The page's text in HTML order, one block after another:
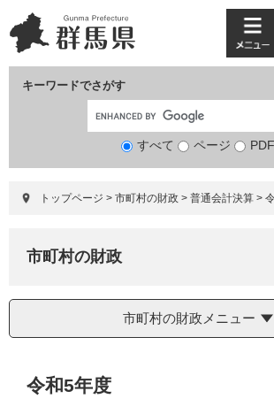
ー
ジ
ニ
ュ
て
キーワードでさがす
検
象
すべて ページ PDF
メ
ニ
ー
トップページ > 市町村の財政 > 普通会計決算 >
市町村の財政
市町村の財政メニュー
令和5年度